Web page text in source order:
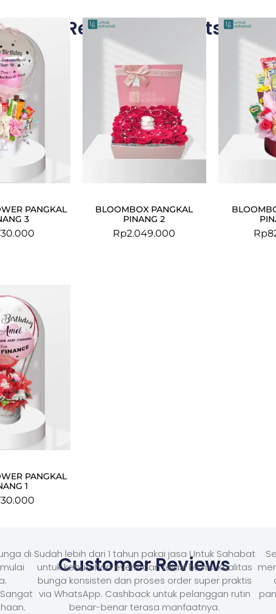
Related Products
PANGKAL
3
BLOOMBOX PANGKAL
PINANG 2
Rp2.049.000 Rp
PANGKAL
1
Customer Reviews
di Sudah lebih dari 1 tahun pakai jasa Untuk Sahabat
untuk kebutuhan event dan relasi bisnis. Kualitas
bunga konsisten dan proses order super praktis
via WhatsApp. Cashback untuk pelanggan rutin
benar-benar terasa manfaatnya.